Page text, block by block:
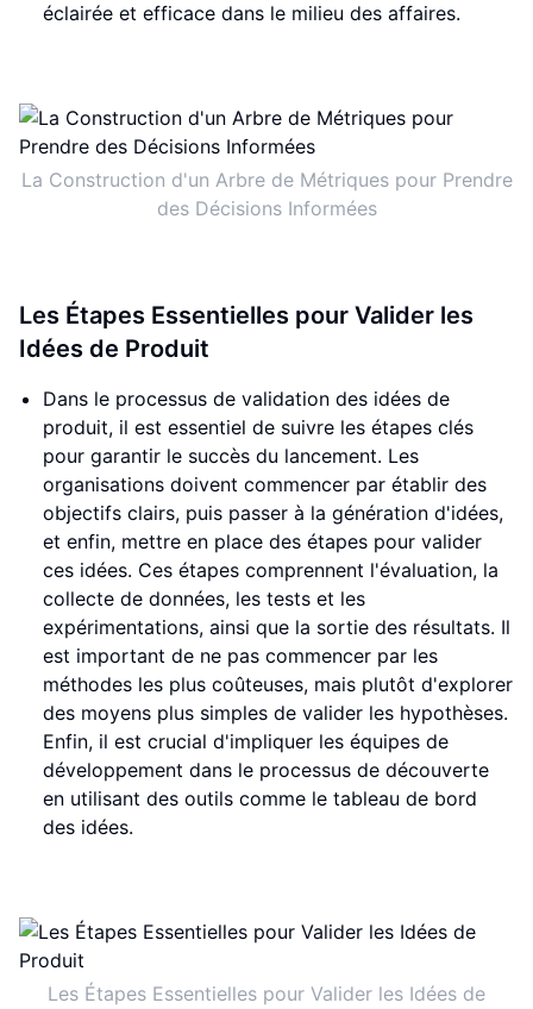
éclairée et efficace dans le milieu des affaires.
La Construction d'un Arbre de Métriques pour Prendre
des Décisions Informées
Les Étapes Essentielles pour Valider les
Idées de Produit
Dans le processus de validation des idées de
produit, il est essentiel de suivre les étapes clés
pour garantir le succès du lancement. Les
organisations doivent commencer par établir des
objectifs clairs, puis passer à la génération d'idées,
et enfin, mettre en place des étapes pour valider
ces idées. Ces étapes comprennent l'évaluation, la
collecte de données, les tests et les
expérimentations, ainsi que la sortie des résultats. Il
est important de ne pas commencer par les
méthodes les plus coûteuses, mais plutôt d'explorer
des moyens plus simples de valider les hypothèses.
Enfin, il est crucial d'impliquer les équipes de
développement dans le processus de découverte
en utilisant des outils comme le tableau de bord
des idées.
Les Étapes Essentielles pour Valider les Idées de